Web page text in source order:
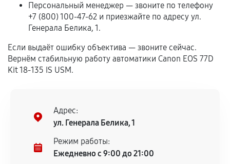
Если комплектующие куплены
самостоятельно
Гарантия на выполненные работы может
техническим параметрам и не имеют внешних
дефектов.
Установка была выполнена нашим сервисным
центром.
Персональный менеджер — звоните по телефону
+7 (800) 100-47-62 и приезжайте по адресу ул.
Генерала Белика, 1.
Если выдаёт ошибку объектива — звоните сейчас.
Вернём стабильную работу автоматики Canon EOS 77D
Kit 18-135 IS USM.
Адрес:
ул. Генерала Белика, 1
Режим работы:
Ежедневно с 9:00 до 21:00